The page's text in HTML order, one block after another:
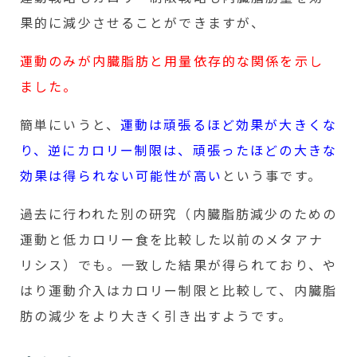
果的に減少させることができますが、
運動のみが内臓脂肪と用量依存的な関係を示し
ました。
簡単にいうと、 運動は頑張るほど効果が大きくな
り、逆にカロリー制限は、頑張ったほどの大きな
効果は得られない可能性が高い という事です。
過去に行われた別の研究（内臓脂肪減少のための
運動と低カロリー食を比較した以前のメタアナ
リシス）でも。一致した結果が得られており、や
はり運動介入はカロリー制限と比較して、内臓脂
肪の減少をより大きく引き出すようです。